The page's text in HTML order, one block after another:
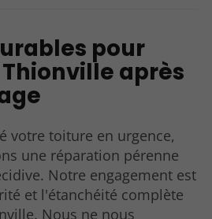
pour
après
votre toiture en urgence,
une réparation pérenne
Notre engagement est
et l'étanchéité complète
Nous ne nous